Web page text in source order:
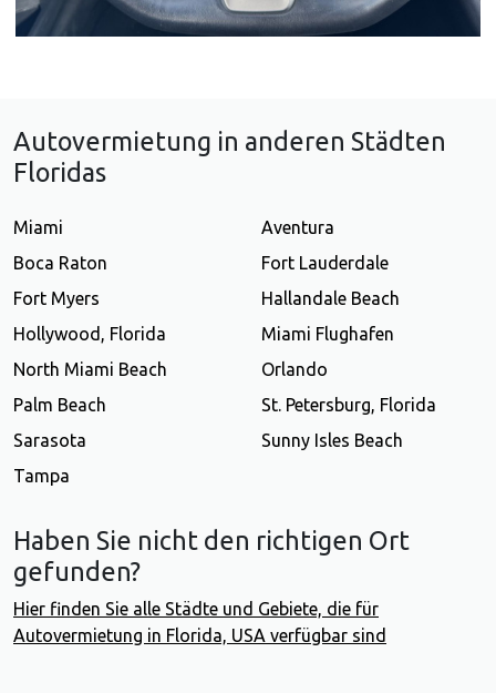
Autovermietung in anderen Städten
Floridas
Miami
Aventura
Boca Raton
Fort Lauderdale
Fort Myers
Hallandale Beach
Hollywood, Florida
Miami Flughafen
North Miami Beach
Orlando
Palm Beach
St. Petersburg, Florida
Sarasota
Sunny Isles Beach
Tampa
Haben Sie nicht den richtigen Ort
gefunden?
Hier finden Sie alle Städte und Gebiete, die für
Autovermietung in Florida, USA verfügbar sind